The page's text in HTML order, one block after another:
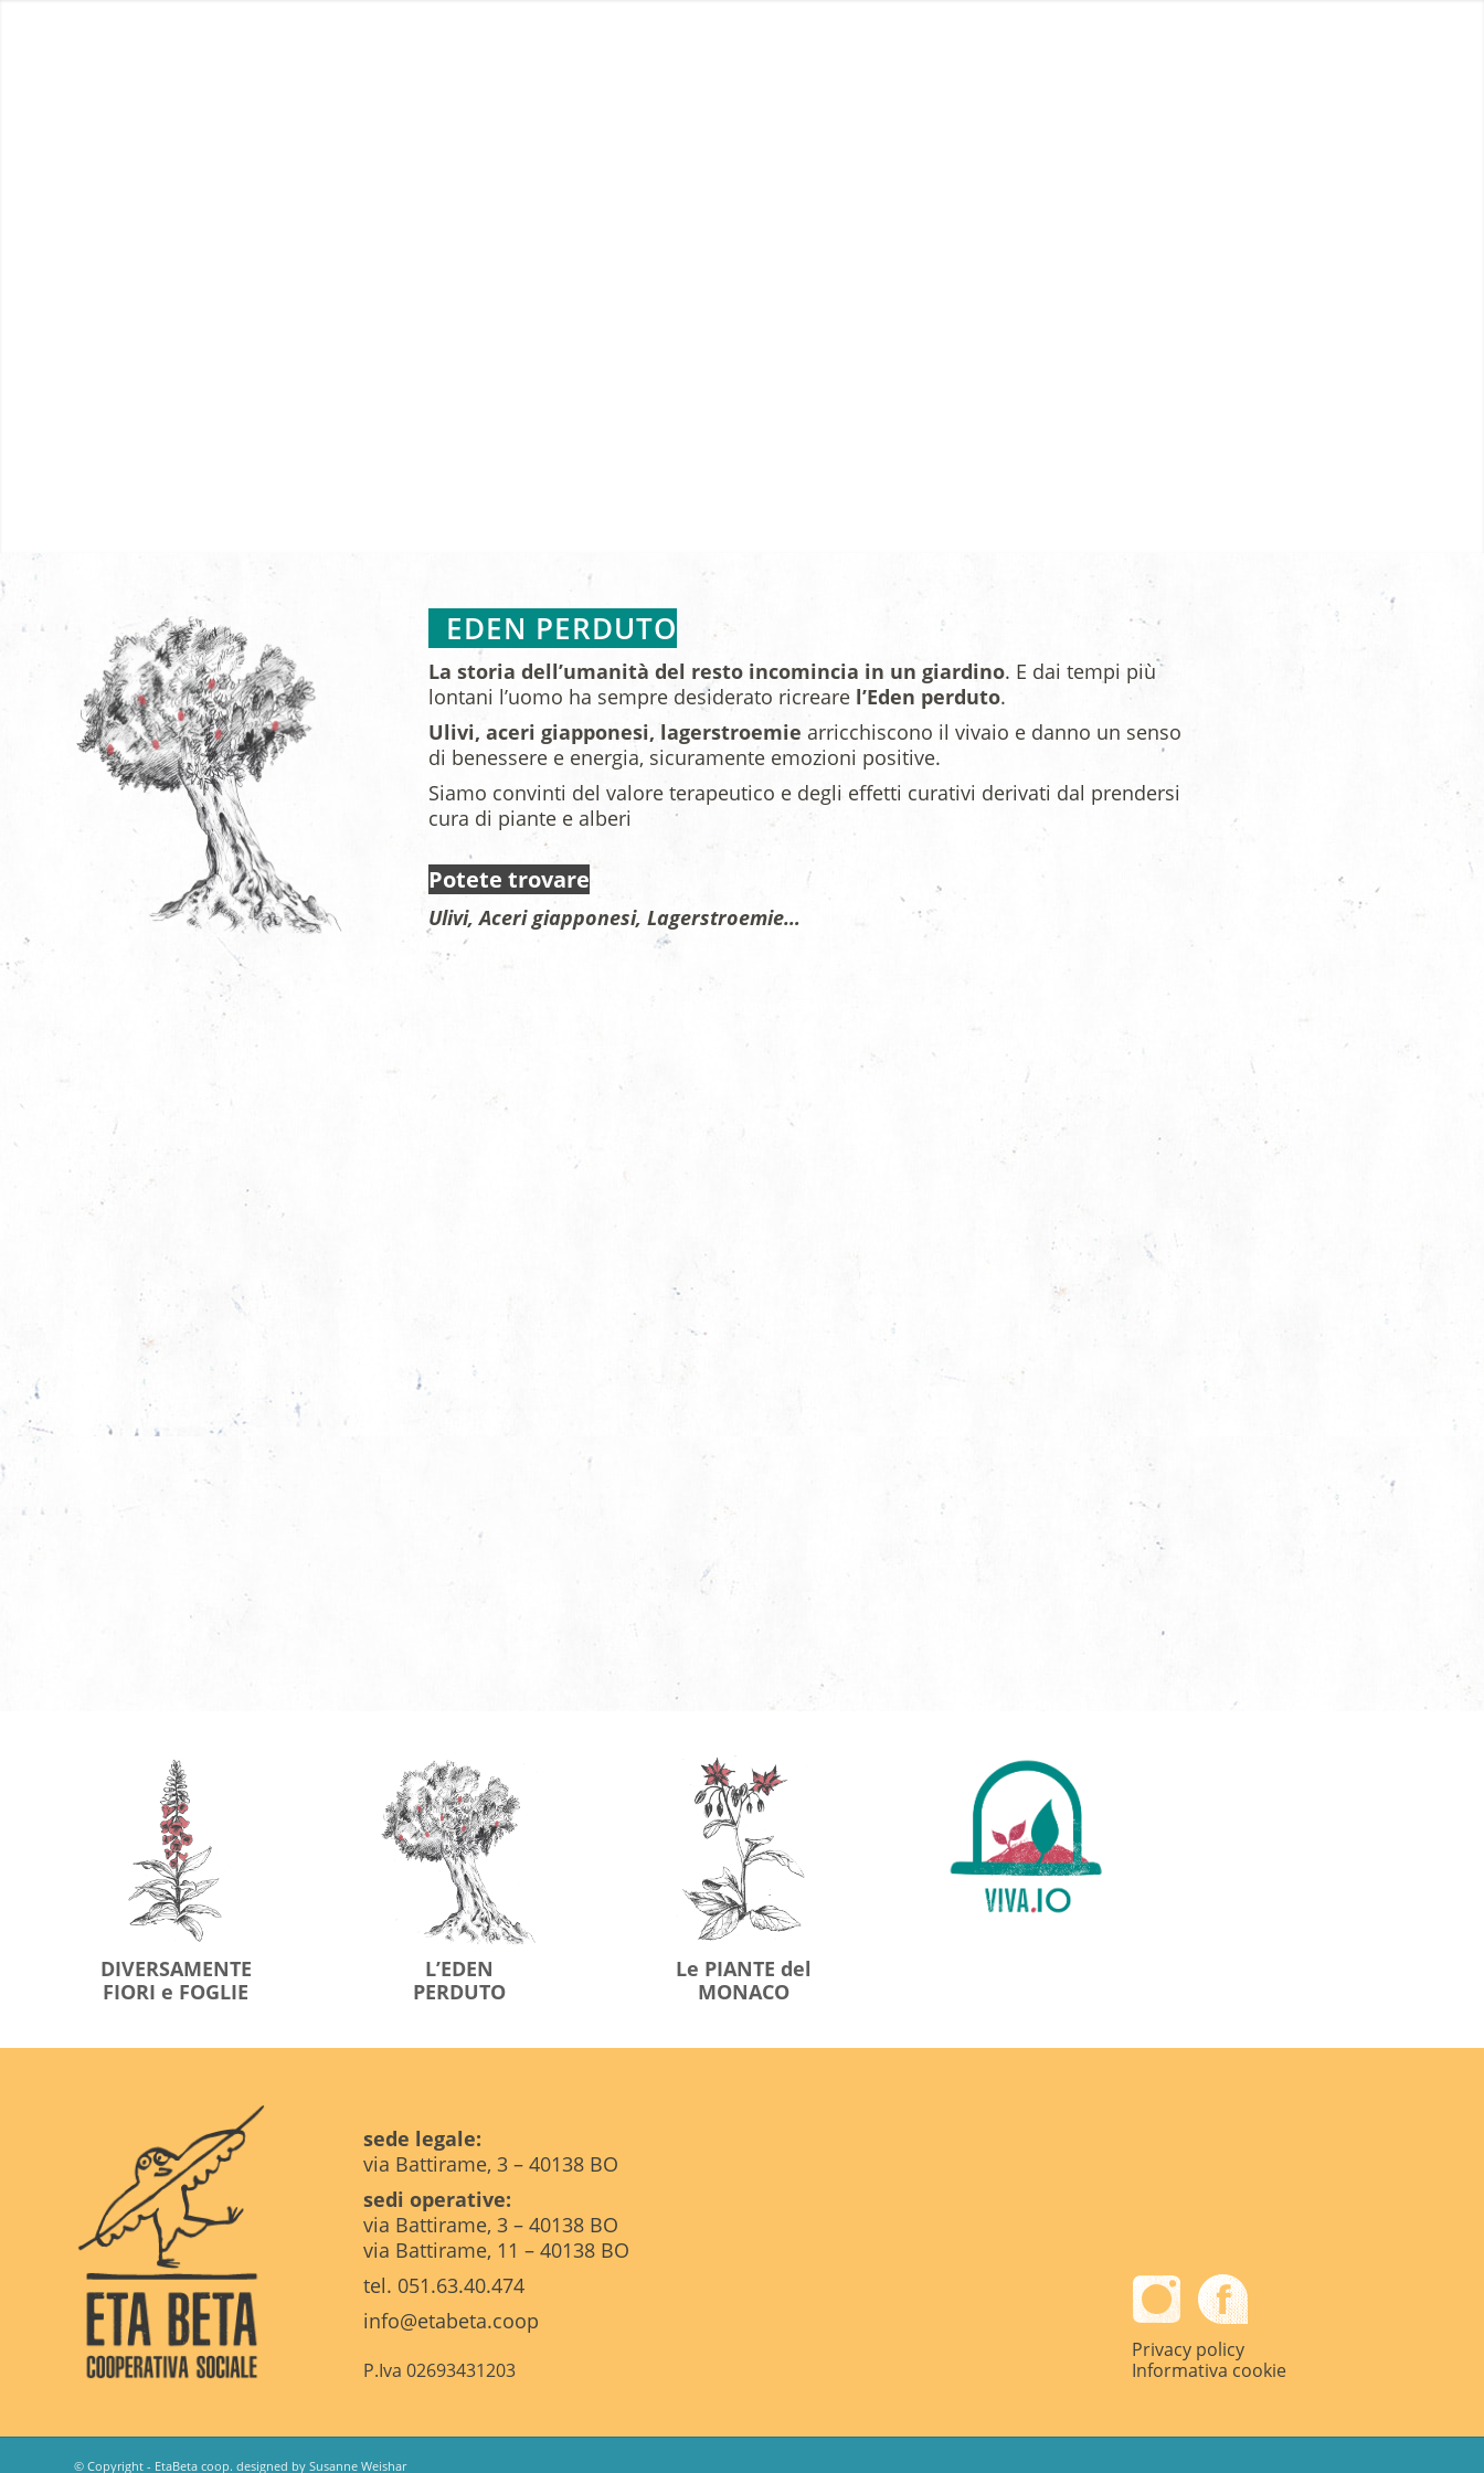
EDEN PERDUTO
La storia dell’umanità del resto incomincia in un giardino. E dai tempi più
lontani l’uomo ha sempre desiderato ricreare l’Eden perduto.
Ulivi, aceri giapponesi, lagerstroemie arricchiscono il vivaio e danno un senso
di benessere e energia, sicuramente emozioni positive.
Siamo convinti del valore terapeutico e degli effetti curativi derivati dal prendersi
cura di piante e alberi
Potete trovare
Ulivi, Aceri giapponesi, Lagerstroemie…
DIVERSAMENTE
FIORI e FOGLIE
L’EDEN
PERDUTO
Le PIANTE del
MONACO
sede legale:
via Battirame, 3 – 40138 BO
sedi operative:
via Battirame, 3 – 40138 BO
via Battirame, 11 – 40138 BO
tel. 051.63.40.474
info@etabeta.coop
P.Iva 02693431203
Privacy policy
Informativa cookie
© Copyright - EtaBeta coop. designed by Susanne Weishar